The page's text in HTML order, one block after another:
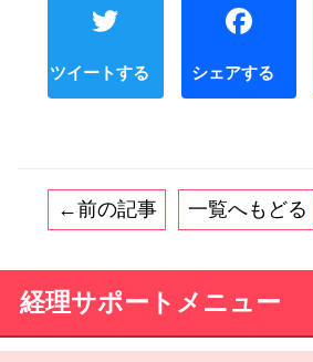
Twitter
←前の記事 一覧へもどる
経理サポートメニュー